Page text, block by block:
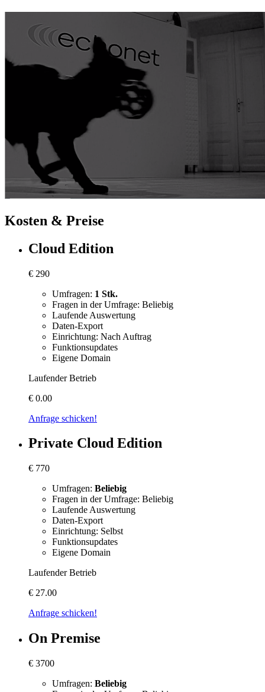
Kosten & Preise
Cloud Edition
€ 290
Umfragen: 1 Stk.
Fragen in der Umfrage: Beliebig
Laufende Auswertung
Daten-Export
Einrichtung: Nach Auftrag
Funktionsupdates
Eigene Domain
Laufender Betrieb
€ 0.00
Anfrage schicken!
Private Cloud Edition
€ 770
Umfragen: Beliebig
Fragen in der Umfrage: Beliebig
Laufende Auswertung
Daten-Export
Einrichtung: Selbst
Funktionsupdates
Eigene Domain
Laufender Betrieb
€ 27.00
Anfrage schicken!
On Premise
€ 3700
Umfragen: Beliebig